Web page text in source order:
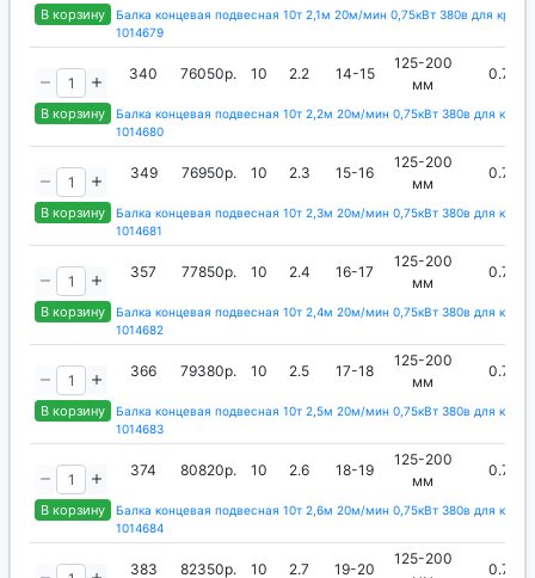
В корзину
Балка концевая подвесная 10т 2,1м 20м/мин 0,75кВт 380в для кран-
1014679
В корзину
340 76050р. 10 2.2 14-15
125-200
мм
0.75
Балка концевая подвесная 10т 2,2м 20м/мин 0,75кВт 380в для кран-
1014680
В корзину
349 76950р. 10 2.3 15-16
125-200
мм
0.75
Балка концевая подвесная 10т 2,3м 20м/мин 0,75кВт 380в для кран-
1014681
В корзину
357 77850р. 10 2.4 16-17
125-200
мм
0.75
Балка концевая подвесная 10т 2,4м 20м/мин 0,75кВт 380в для кран-
1014682
В корзину
366 79380р. 10 2.5 17-18
125-200
мм
0.75
Балка концевая подвесная 10т 2,5м 20м/мин 0,75кВт 380в для кран-
1014683
В корзину
374 80820р. 10 2.6 18-19
125-200
мм
0.75
Балка концевая подвесная 10т 2,6м 20м/мин 0,75кВт 380в для кран-
1014684
383 82350р. 10 2.7 19-20
125-200
0.75